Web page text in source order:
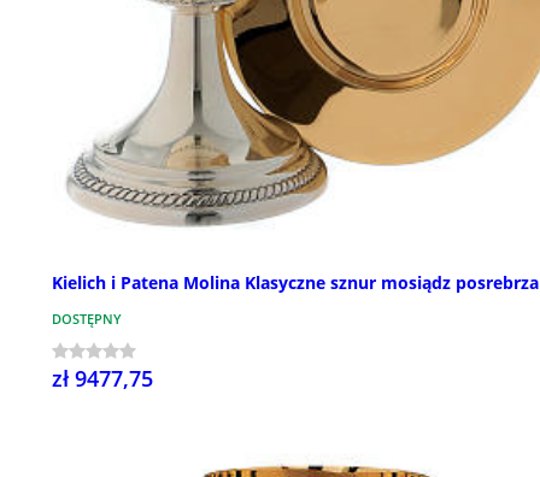
Kielich i Patena Molina Klasyczne sznur mosiądz
DOSTĘPNY
zł 9477,75